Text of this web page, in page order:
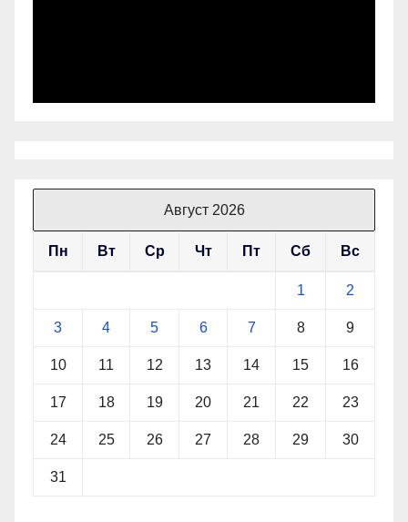
Август 2026
Пн Вт Ср Чт Пт Сб Вс
1 2
3 4 5 6 7 8 9
10 11 12 13 14 15 16
17 18 19 20 21 22 23
24 25 26 27 28 29 30
31